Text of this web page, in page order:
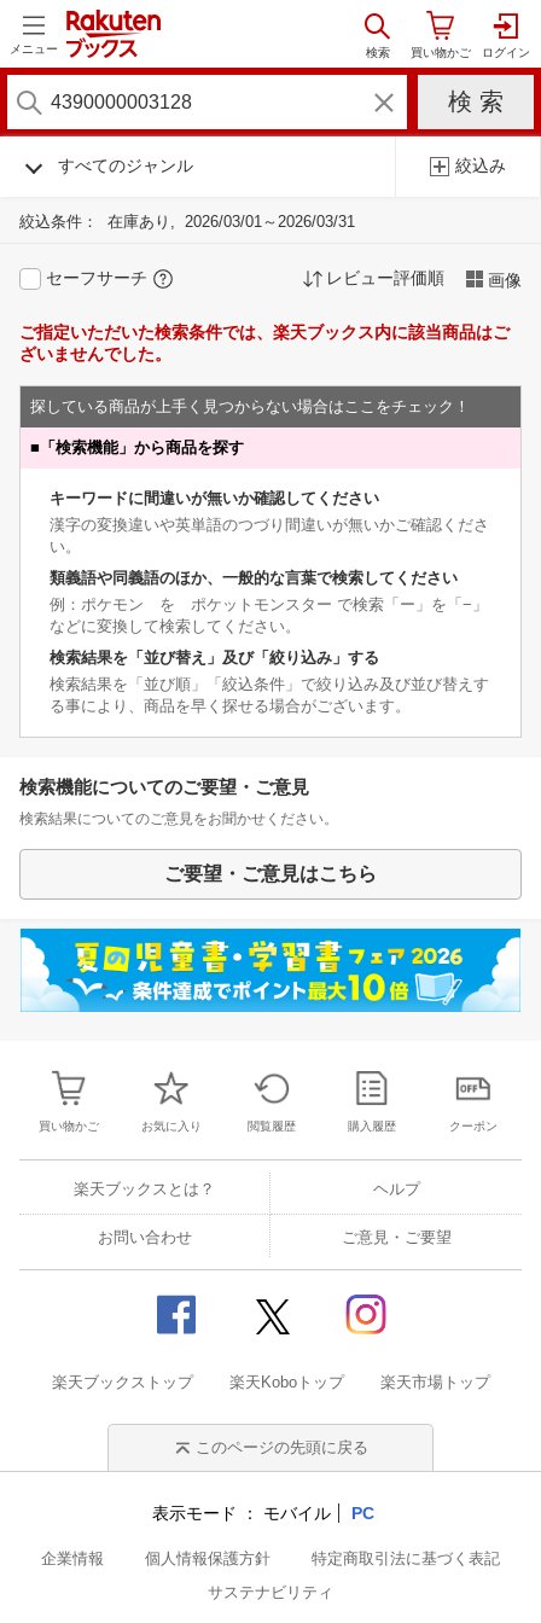
メニュー
すべてのジャンル 絞込み
絞込条件： 在庫あり 2026/03/01～2026/03/31
セーフサーチ レビュー評価順 画像
ご指定いただいた検索条件では、楽天ブックス内に該当商品はご
ざいませんでした。
探している商品が上手く見つからない場合はここをチェック！
■ 「検索機能」から商品を探す
キーワードに間違いが無いか確認してください
漢字の変換違いや英単語のつづり間違いが無いかご確認くださ
い。
類義語や同義語のほか、一般的な言葉で検索してください
例：ポケモン を ポケットモンスター で検索「ー」を「−」
などに変換して検索してください。
検索結果を「並び替え」及び「絞り込み」する
検索結果を「並び順」「絞込条件」で絞り込み及び並び替えす
る事により、商品を早く探せる場合がございます。
検索機能についてのご要望・ご意見
検索結果についてのご意見をお聞かせください。
ご要望・ご意見はこちら
買い物かご お気に入り 閲覧履歴 購入履歴 クーポン
楽天ブックスとは？ ヘルプ
お問い合わせ ご意見・ご要望
楽天ブックストップ 楽天Koboトップ 楽天市場トップ
このページの先頭に戻る
表示モード モバイル PC
企業情報 個人情報保護方針
特定商取引法に基づく表記
サステナビリティ